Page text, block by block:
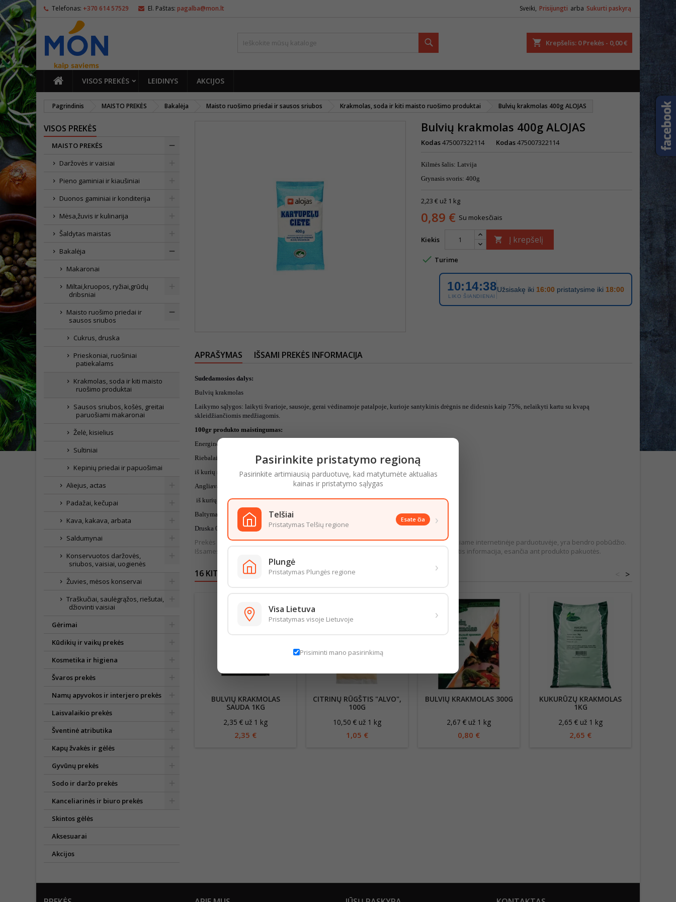
Telefonas: +370 614 57529 El. Paštas: pagalba@mon.lt Sveiki, Prisijungti arba Sukurti paskyrą
Krepšelis 0 Prekės - 0,00 €
PAGRINDINIS
VISOS PREKĖS LEIDINYS AKCIJOS
Pagrindinis MAISTO PREKĖS Bakalėja Maisto ruošimo priedai ir sausos sriubos Krakmolas, soda ir kiti maisto ruošimo produktai Bulvių krakmolas 400g ALOJAS
VISOS PREKĖS
MAISTO PREKĖS
Daržovės ir vaisiai
Pieno gaminiai ir kiaušiniai
Duonos gaminiai ir konditerija
Mėsa,žuvis ir kulinarija
Šaldytas maistas
Bakalėja
Makaronai
Miltai,kruopos, ryžiai,grūdų
dribsniai
Maisto ruošimo priedai ir
sausos sriubos
Cukrus, druska
Prieskoniai, ruošiniai
patiekalams
Krakmolas, soda ir kiti maisto
ruošimo produktai
Sausos sriubos, košės, greitai
paruošiami makaronai
Želė, kisielius
Sultiniai
Kepinių priedai ir papuošimai
Aliejus, actas
Padažai, kečupai
Kava, kakava, arbata
Saldumynai
Konservuotos daržovės,
sriubos, vaisiai, uogienės
Žuvies, mėsos konservai
Traškučiai, saulėgrąžos, riešutai,
džiovinti vaisiai
Gėrimai
Kūdikių ir vaikų prekės
Kosmetika ir higiena
Švaros prekės
Namų apyvokos ir interjero prekės
Laisvalaikio prekės
Šventinė atributika
Kapų žvakės ir gėlės
Gyvūnų prekės
Sodo ir daržo prekės
Kanceliarinės ir biuro prekės
Skintos gėlės
Aksesuarai
Akcijos
Bulvių krakmolas 400g ALOJAS
Kodas475007322114 Kodas475007322114
Kilmės šalis: Latvija
Grynasis svoris: 400g
2,23 € už 1 kg
0,89 € Su mokesčiais
Kiekis  Į krepšelį
 Turime
10:14:38
LIKO ŠIANDIENAI
Užsisakę iki 16:00 pristatysime iki 18:00
APRAŠYMAS IŠSAMI PREKĖS INFORMACIJA
Sudedamosios dalys:
Bulvių krakmolas
Laikymo sąlygos: laikyti švarioje, sausoje, gerai vėdinamoje patalpoje, kurioje santykinis drėgnis ne didesnis kaip 75%, nelaikyti kartu su kvapą
skleidžiančiomis medžiagomis.
100gr produkto maistingumas:
Energinė vertė 1365kJ/321kcal.
Riebalai 0,1g,
iš kurių sočiųjų riebalų rūgščių 0g,
Angliavandeniai 80g,
iš kurių cukrų 0g,
Baltymai 0,1g,
Druska 0g.
Prekės išvaizda gali šiek tiek skirtis nuo pateiktos nuotraukoje. Informacija, kurią pateikiame internetinėje parduotuvėje, yra bendro pobūdžio.
Išsamesnė informacija pateikiama ant produkto pakuotės. Rekomenduojame vadovautis informacija, esančia ant produkto pakuotės.
16 KITOS PREKĖS TOJE PAČIOJE KATEGORIJOJE: >
BULVIŲ KRAKMOLAS
SAUDA 1KG
2,35 € už 1 kg
2,35 €
CITRINŲ RŪGŠTIS "ALVO",
100G
10,50 € už 1 kg
1,05 €
BULVIŲ KRAKMOLAS 300G
2,67 € už 1 kg
0,80 €
KUKURŪZŲ KRAKMOLAS
1KG
2,65 € už 1 kg
2,65 €
Pasirinkite pristatymo regioną
Pasirinkite artimiausią parduotuvę, kad matytumėte aktualias
kainas ir pristatymo sąlygas
Telšiai
Pristatymas Telšių regione
Esate čia ›
Plungė
Pristatymas Plungės regione ›
Visa Lietuva
Pristatymas visoje Lietuvoje ›
Prisiminti mano pasirinkimą